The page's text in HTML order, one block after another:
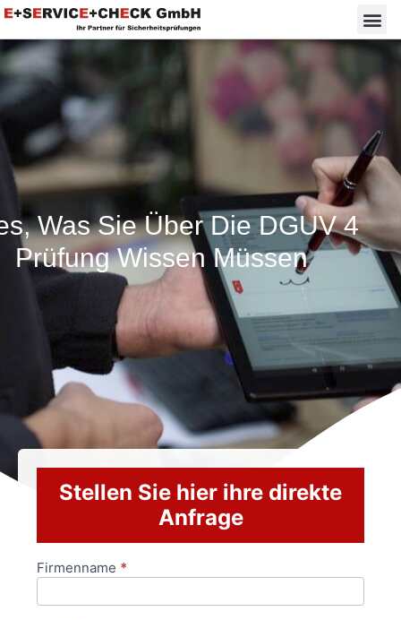
Was Sie Über Die DGUV 4
Prüfung Wissen Müssen
Stellen Sie hier ihre direkte
Anfrage
Anfrageformular
Firmenname *